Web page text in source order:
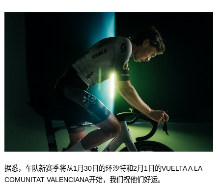
据悉，车队新赛季将从1月30日的环沙特和2月1日的VUELTA A LA
COMUNITAT VALENCIANA开始，我们祝他们好运。